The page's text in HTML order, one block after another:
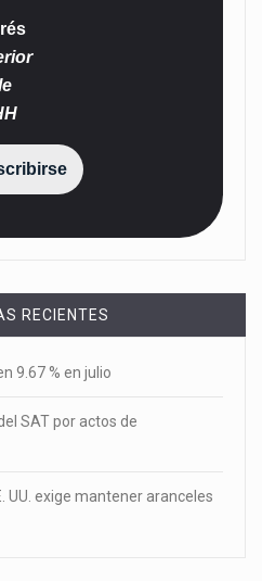
RECIENTES
9.67 % en julio
SAT por actos de
UU. exige mantener aranceles